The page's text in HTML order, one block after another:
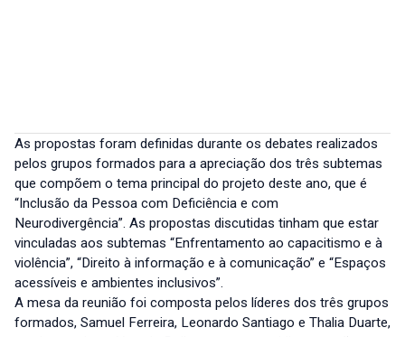
As propostas foram definidas durante os debates realizados
pelos grupos formados para a apreciação dos três subtemas
que compõem o tema principal do projeto deste ano, que é
“Inclusão da Pessoa com Deficiência e com
Neurodivergência”. As propostas discutidas tinham que estar
vinculadas aos subtemas “Enfrentamento ao capacitismo e à
violência”, “Direito à informação e à comunicação” e “Espaços
acessíveis e ambientes inclusivos”.
A mesa da reunião foi composta pelos líderes dos três grupos
formados, Samuel Ferreira, Leonardo Santiago e Thalia Duarte,